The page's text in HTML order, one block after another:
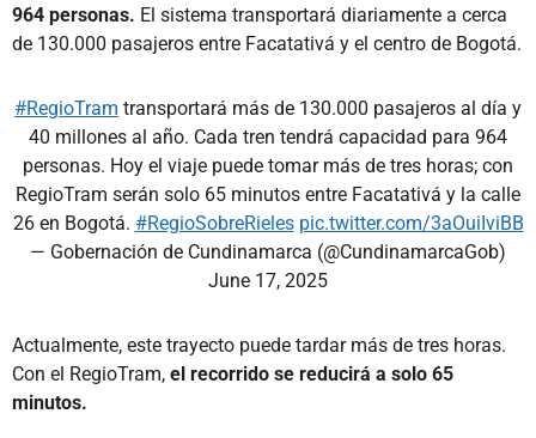
964 personas. El sistema transportará diariamente a cerca
de 130.000 pasajeros entre Facatativá y el centro de Bogotá.
#RegioTram transportará más de 130.000 pasajeros al día y
40 millones al año. Cada tren tendrá capacidad para 964
personas. Hoy el viaje puede tomar más de tres horas; con
RegioTram serán solo 65 minutos entre Facatativá y la calle
26 en Bogotá. #RegioSobreRieles pic.twitter.com/3aOuiIviBB
— Gobernación de Cundinamarca (@CundinamarcaGob)
June 17, 2025
Actualmente, este trayecto puede tardar más de tres horas.
Con el RegioTram, el recorrido se reducirá a solo 65
minutos.